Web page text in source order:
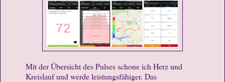
Mit der Übersicht des Pulses schone ich Herz und
Kreislauf und werde leistungsfähiger. Das